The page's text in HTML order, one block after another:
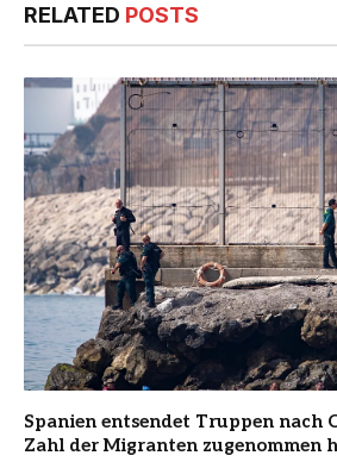
RELATED POSTS
Spanien entsendet Truppen nach
Zahl der Migranten zugenommen